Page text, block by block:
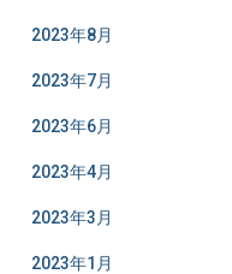
2023年8月
2023年7月
2023年6月
2023年4月
2023年3月
2023年1月